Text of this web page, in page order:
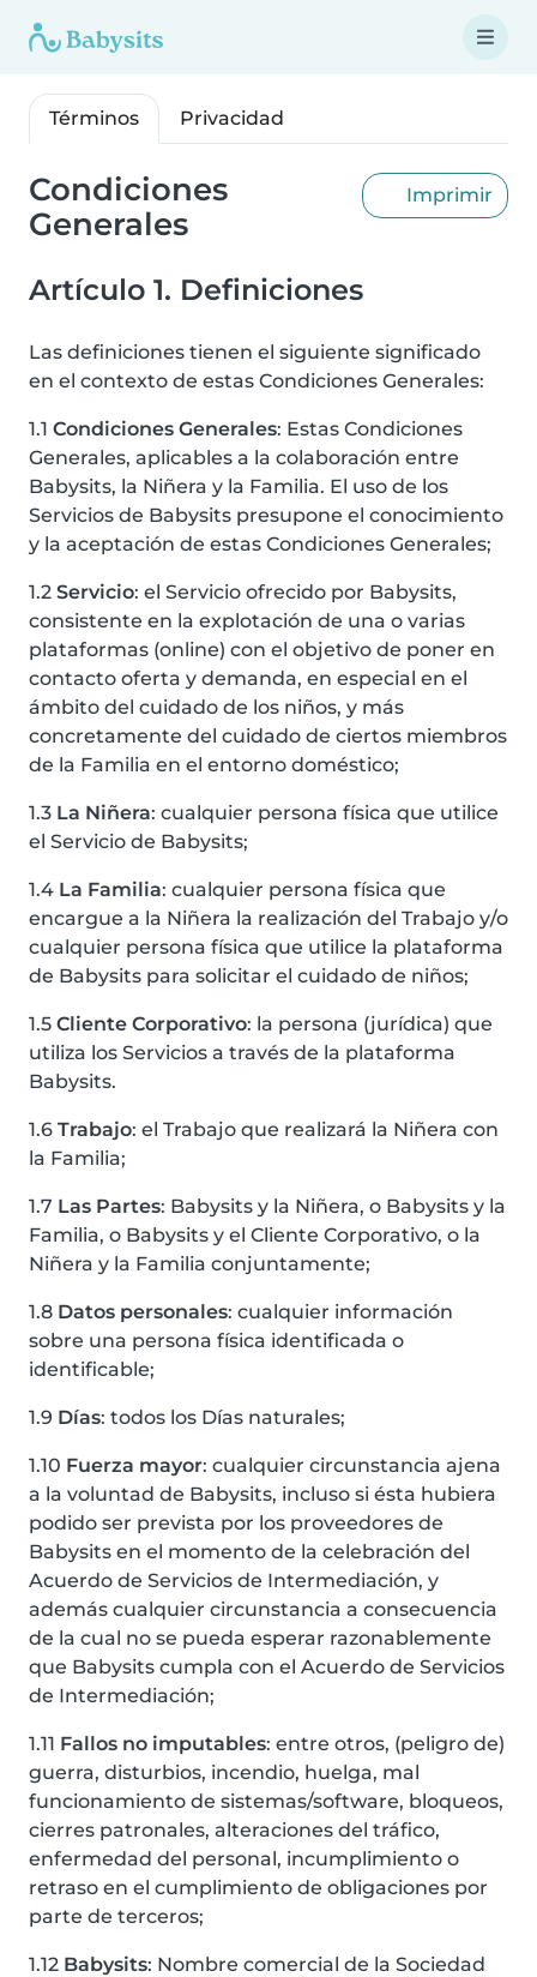
Términos Privacidad
Imprimir
Condiciones
Generales
Artículo 1. Definiciones
Las definiciones tienen el siguiente significado
en el contexto de estas Condiciones Generales:
1.1 Condiciones Generales: Estas Condiciones
Generales, aplicables a la colaboración entre
Babysits, la Niñera y la Familia. El uso de los
Servicios de Babysits presupone el conocimiento
y la aceptación de estas Condiciones Generales;
1.2 Servicio: el Servicio ofrecido por Babysits,
consistente en la explotación de una o varias
plataformas (online) con el objetivo de poner en
contacto oferta y demanda, en especial en el
ámbito del cuidado de los niños, y más
concretamente del cuidado de ciertos miembros
de la Familia en el entorno doméstico;
1.3 La Niñera: cualquier persona física que utilice
el Servicio de Babysits;
1.4 La Familia: cualquier persona física que
encargue a la Niñera la realización del Trabajo y/o
cualquier persona física que utilice la plataforma
de Babysits para solicitar el cuidado de niños;
1.5 Cliente Corporativo: la persona (jurídica) que
utiliza los Servicios a través de la plataforma
Babysits.
1.6 Trabajo: el Trabajo que realizará la Niñera con
la Familia;
1.7 Las Partes: Babysits y la Niñera, o Babysits y la
Familia, o Babysits y el Cliente Corporativo, o la
Niñera y la Familia conjuntamente;
1.8 Datos personales: cualquier información
sobre una persona física identificada o
identificable;
1.9 Días: todos los Días naturales;
1.10 Fuerza mayor: cualquier circunstancia ajena
a la voluntad de Babysits, incluso si ésta hubiera
podido ser prevista por los proveedores de
Babysits en el momento de la celebración del
Acuerdo de Servicios de Intermediación, y
además cualquier circunstancia a consecuencia
de la cual no se pueda esperar razonablemente
que Babysits cumpla con el Acuerdo de Servicios
de Intermediación;
1.11 Fallos no imputables: entre otros, (peligro de)
guerra, disturbios, incendio, huelga, mal
funcionamiento de sistemas/software, bloqueos,
cierres patronales, alteraciones del tráfico,
enfermedad del personal, incumplimiento o
retraso en el cumplimiento de obligaciones por
parte de terceros;
1.12 Babysits: Nombre comercial de la Sociedad